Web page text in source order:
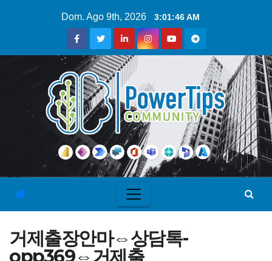
Dom. Ago 9th, 2026 3:01:47 AM
거제출장안마⇔상담톡-